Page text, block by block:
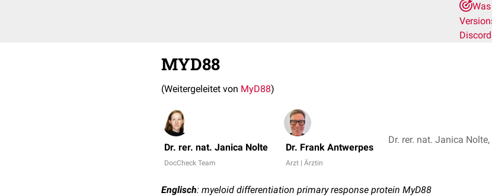
Discord
MYD88
(Weitergeleitet von MyD88)
Dr. rer. nat. Janica Nolte
DocCheck Team
Dr. Frank Antwerpes
Arzt | Ärztin
Dr. rer. nat. Janica
Englisch: myeloid differentiation primary response protein MyD88